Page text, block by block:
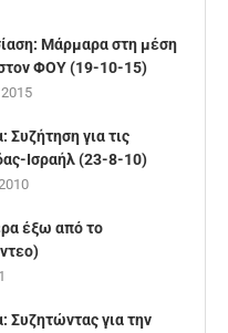
Μάρμαρα στη μέση
ΦΟΥ (19-10-15)
για τις
Ισραήλ (23-8-10)
έξω από το
Συζητώντας για την